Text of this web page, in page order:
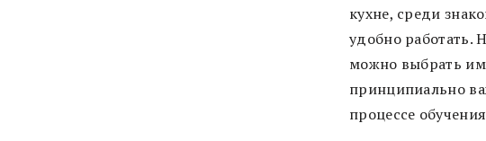
кухне, среди
удобно работать.
можно выбрать
принципиально
процессе